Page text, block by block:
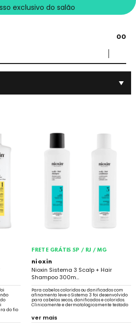
exclusivo do salão
00
do fio
FRETE GRÁTIS SP / RJ / MG
nioxin
Nioxin Sistema 3 Scalp + Hair
Shampoo 300m...
Para cabelos coloridos ou danificados com
afinamento leve o Sistema 3 foi desenvolvido
para cabelos secos, danificados e coloridos.
Clinicamente e dermatologicamente testado
ver mais